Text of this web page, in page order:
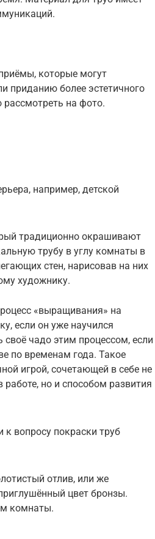
которые могут
приданию более эстетичного
на фото.
например, детской
традиционно окрашивают
трубу в углу комнаты в
стен, нарисовав на них
художнику.
«выращивания» на
если он уже научился
своё чадо этим процессом, если
по временам года. Такое
игрой, сочетающей в себе не
работе, но и способом развития
вопросу покраски труб
отлив, или же
цвет бронзы.
комнаты.